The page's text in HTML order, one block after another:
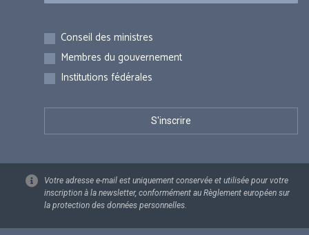
Inscriptions
Conseil des ministres
Membres du gouvernement
Institutions fédérales
Votre adresse e-mail est uniquement conservée et utilisée pour votre
inscription à la newsletter, conformément au Règlement européen sur
la protection des données personnelles.